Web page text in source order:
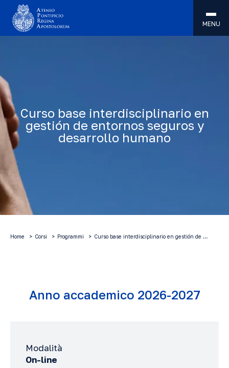
MENU
Curso base interdisciplinario en
gestión de entornos seguros y
desarrollo humano
Home Corsi Programmi Curso base interdisciplinario en gestión de …
Anno accademico 2026-2027
Modalità
On-line